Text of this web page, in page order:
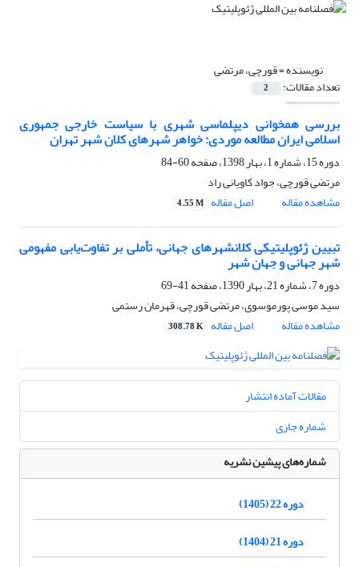
نویسنده =قورچی، مرتضی
تعداد مقالات: 2
بررسی همخوانی دیپلماسی شهری با سیاست خارجی جمهوری
اسلامی ایران مطالعه موردی: خواهر شهرهای کلان شهر تهران
دوره 15، شماره 1، بهار 1398، صفحه
60-84
مرتضی قورچی، جواد کاویانی راد
مشاهده مقاله
اصل مقاله 4.55 M
تبیین ژئوپلیتیکی کلانشهرهای جهانی، تأملی بر تفاوت‌یابی مفهومی
شهر جهانی و جهان شهر
دوره 7، شماره 21، بهار 1390، صفحه
41-69
سید موسی پورموسوی، مرتضی قورچی، قهرمان رستمی
مشاهده مقاله
اصل مقاله 308.78 K
مقالات آماده انتشار
شماره جاری
شماره‌های پیشین نشریه
دوره 22 (1405)
دوره 21 (1404)